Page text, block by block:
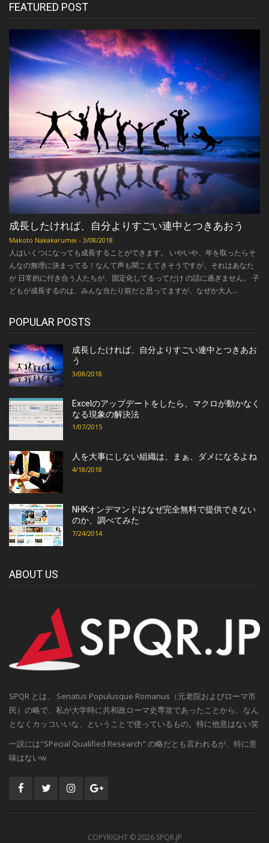
FEATURED POST
成長したければ、自分よりすごい連中とつきあおう
Makoto Nakakarumai - 3/08/2018
人はいくつになっても成長することができます。 いやいや、年を取ったらそ
んなの無理に決まってる！なんて声も聞こえてきそうですが、それはあなた
が 日常的に付き合う人たちが、固定化してるってだけ の話に過ぎません。 子
どもが成長するのは、みんな当たり前だと思ってますが、なぜか大人...
POPULAR POSTS
成長したければ、自分よりすごい連中とつきあお
う
3/08/2018
Excelのアップデートをしたら、マクロが動かなく
なる現象の解決法
1/07/2015
人を大事にしない組織は、まぁ、ダメになるよね
4/18/2018
NHKオンデマンドはなぜ完全無料で提供できない
のか、調べてみた
7/24/2014
ABOUT US
SPQR とは、 Senatus Populusque Romanus（元老院およびローマ市
民）の略で、私が大学時に共和政ローマ史専攻であったことから、なん
となくカッコいいな、ということで使っているもの。特に他意はない笑
一説には"SPecial Qualified Research" の略だとも言われるが、特に意
味はないw
COPYRIGHT ©2026 SPQR.JP